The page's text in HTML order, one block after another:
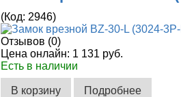
(Код: 2946)
Отзывов (0)
Цена онлайн: 1 131 руб.
Есть в наличии
В корзину Подробнее